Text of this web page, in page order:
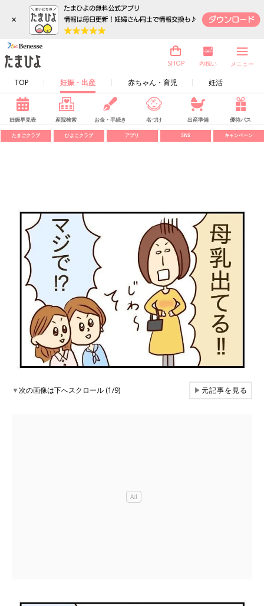
×
TOP 妊娠・出産 赤ちゃん・育児 妊活
SHOP 内祝い メニュー
妊娠早見表 産院検索 お金・手続き 名づけ 出産準備 優待パス
たまごクラブ ひよこクラブ アプリ SNS キャンペーン
▼次の画像は下へスクロール (1/9) ▶元記事を見る